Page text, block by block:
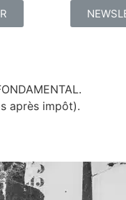
après impôt).